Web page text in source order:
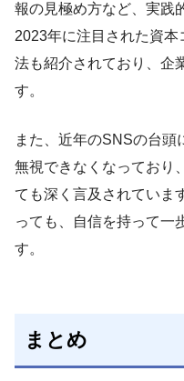
報の見極め方など、実践
2023年に注目された資
法も紹介されており、企
す。
また、近年のSNSの台頭
無視できなくなっており
ても深く言及されていま
っても、自信を持って一
す。
まとめ